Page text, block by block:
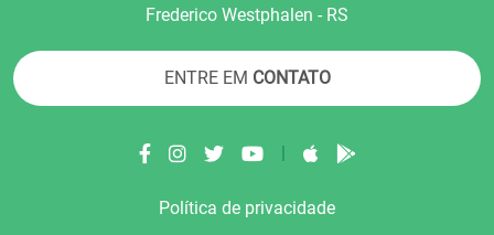
Frederico Westphalen - RS
ENTRE EM CONTATO
|
Política de privacidade